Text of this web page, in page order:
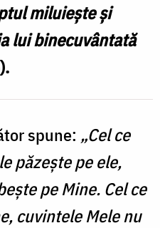
miluiește și
lui binecuvântată
spune: „Cel ce
păzește pe ele,
pe Mine. Cel ce
cuvintele Mele nu